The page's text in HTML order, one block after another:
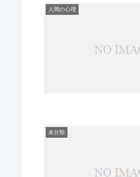
人間の心理
未分類